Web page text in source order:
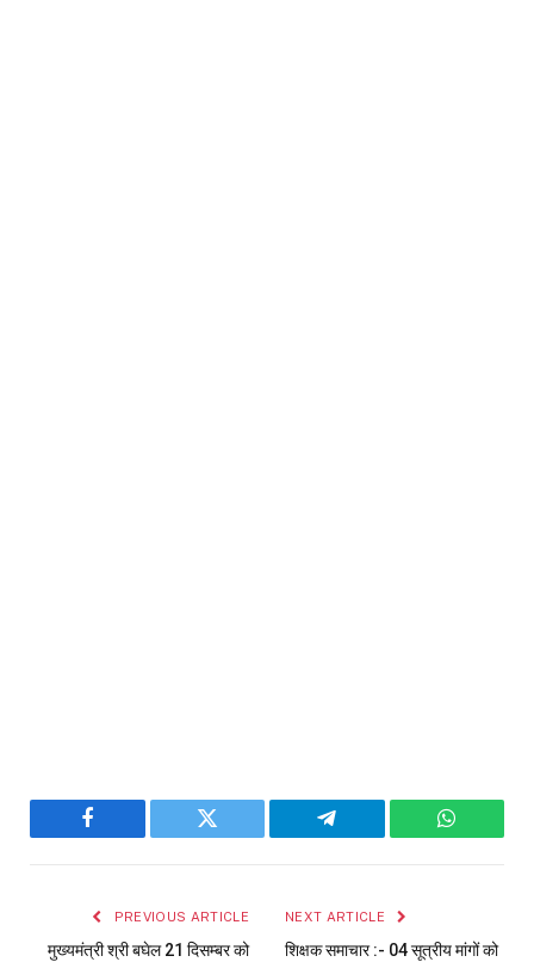
Facebook Twitter Telegram
PREVIOUS ARTICLE
मुख्यमंत्री श्री बघेल 21 दिसम्बर को
NEXT ARTICLE
शिक्षक समाचार :- 04 सूत्रीय मांगों को